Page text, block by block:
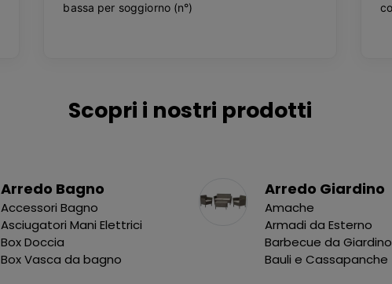
Scopri i nostri prodotti
Arredo Bagno
Accessori Bagno
Asciugatori Mani Elettrici
Box Doccia
Box Vasca da bagno
Arredo Giardino
Amache
Armadi da Esterno
Barbecue da Giardino
Bauli e Cassapanche